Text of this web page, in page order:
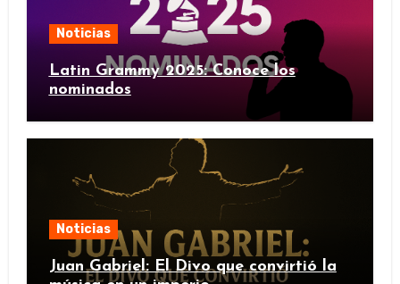
Noticias
Latin Grammy 2025: Conoce los
nominados
Noticias
Juan Gabriel: El Divo que convirtió la